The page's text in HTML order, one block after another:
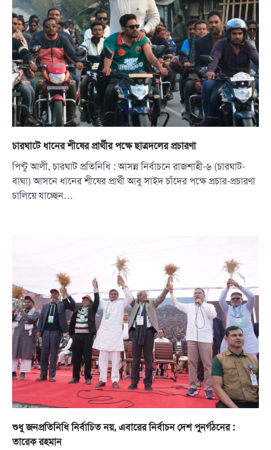
চারঘাটে ধানের শীষের প্রার্থীর পক্ষে ছাত্রদলের প্রচারণা
পিন্টু আলী, চারঘাট প্রতিনিধি : আসন্ন নির্বাচনে রাজশাহী-৬ (চারঘাট-
বাঘা) আসনে ধানের শীষের প্রার্থী আবু সাইদ চাঁদের পক্ষে প্রচার-প্রচারণা
চালিয়ে যাচ্ছেন…
শুধু জনপ্রতিনিধি নির্বাচিত নয়, এবারের নির্বাচন দেশ পুনর্গঠনের :
তারেক রহমান